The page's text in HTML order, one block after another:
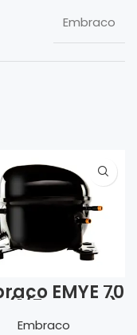
Embraco
EMYE 70
(1/5 Hp LBP)
Embraco